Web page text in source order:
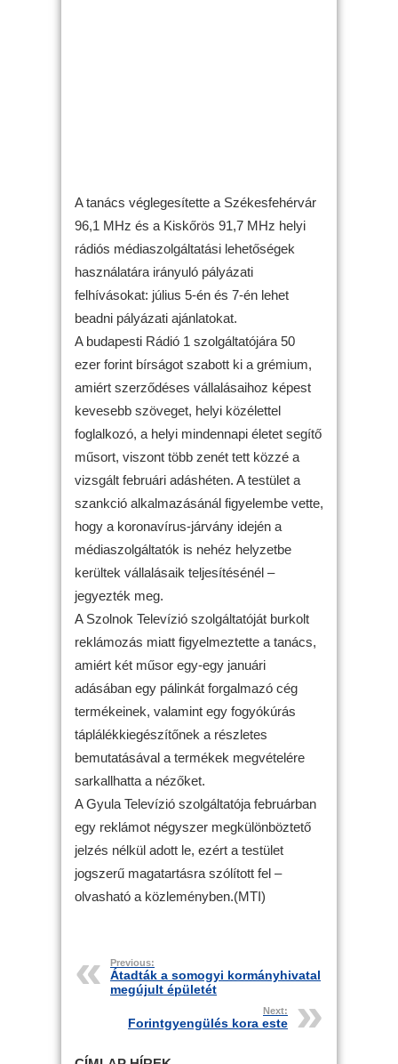
A tanács véglegesítette a Székesfehérvár
96,1 MHz és a Kiskőrös 91,7 MHz helyi
rádiós médiaszolgáltatási lehetőségek
használatára irányuló pályázati
felhívásokat: július 5-én és 7-én lehet
beadni pályázati ajánlatokat.
A budapesti Rádió 1 szolgáltatójára 50
ezer forint bírságot szabott ki a grémium,
amiért szerződéses vállalásaihoz képest
kevesebb szöveget, helyi közélettel
foglalkozó, a helyi mindennapi életet segítő
műsort, viszont több zenét tett közzé a
vizsgált februári adáshéten. A testület a
szankció alkalmazásánál figyelembe vette,
hogy a koronavírus-járvány idején a
médiaszolgáltatók is nehéz helyzetbe
kerültek vállalásaik teljesítésénél –
jegyezték meg.
A Szolnok Televízió szolgáltatóját burkolt
reklámozás miatt figyelmeztette a tanács,
amiért két műsor egy-egy januári
adásában egy pálinkát forgalmazó cég
termékeinek, valamint egy fogyókúrás
táplálékkiegészítőnek a részletes
bemutatásával a termékek megvételére
sarkallhatta a nézőket.
A Gyula Televízió szolgáltatója februárban
egy reklámot négyszer megkülönböztető
jelzés nélkül adott le, ezért a testület
jogszerű magatartásra szólított fel –
olvasható a közleményben.(MTI)
Previous:
Átadták a somogyi kormányhivatal
megújult épületét
Next:
Forintgyengülés kora este